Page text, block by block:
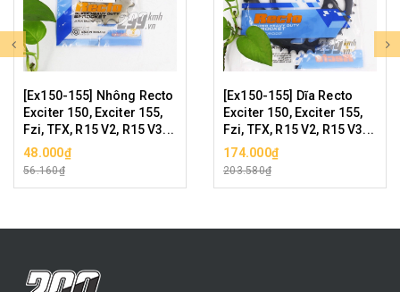
[Ex150-155] Nhông Recto
Exciter 150, Exciter 155,
Fzi, TFX, R15 V2, R15 V3...
48.000₫
56.160₫
[Ex150-155] Dĩa Recto
Exciter 150, Exciter 155,
Fzi, TFX, R15 V2, R15 V3...
174.000₫
203.580₫